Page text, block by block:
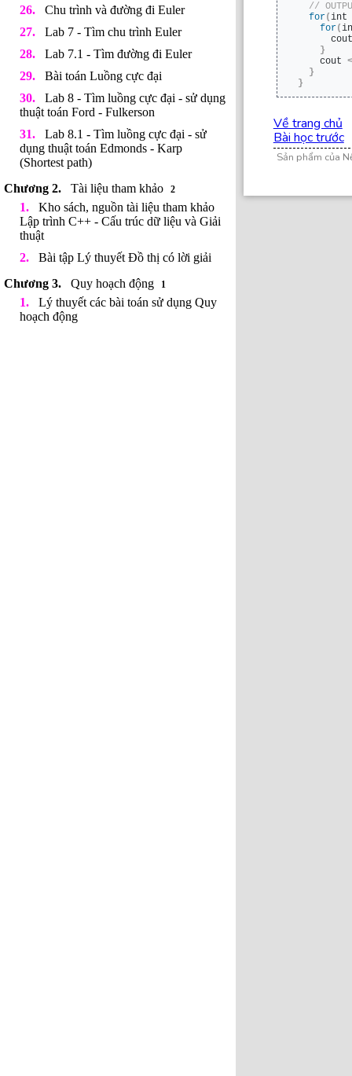
Chu trình và đường đi Euler
Lab 7 - Tìm chu trình Euler
Lab 7.1 - Tìm đường đi Euler
Bài toán Luồng cực đại
Lab 8 - Tìm luồng cực đại - sử dụng
thuật toán Ford - Fulkerson
Lab 8.1 - Tìm luồng cực đại - sử
dụng thuật toán Edmonds - Karp
(Shortest path)
Tài liệu tham khảo
2
Kho sách, nguồn tài liệu tham khảo
Lập trình C++ - Cấu trúc dữ liệu và Giải
thuật
Bài tập Lý thuyết Đồ thị có lời giải
Quy hoạch động
1
Lý thuyết các bài toán sử dụng Quy
hoạch động
//
for(int
for(
}
    cout
}
}
Về trang chủ
Bài học trước
Sản phẩm của